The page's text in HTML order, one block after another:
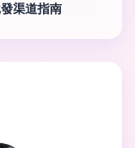
渠道指南